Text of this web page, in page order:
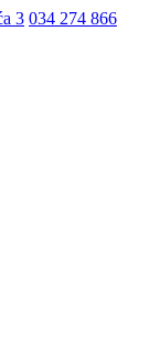
3 034 274 866